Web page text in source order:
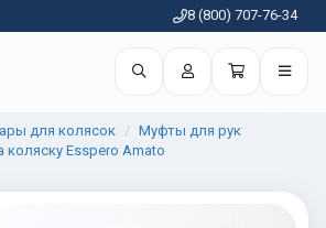
8 (800) 707-76-34
для колясок
Муфты для рук
коляску Esspero Amato